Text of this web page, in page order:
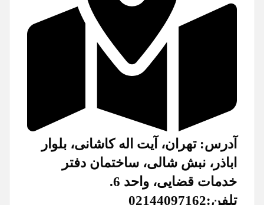
آدرس: تهران، آیت اله کاشانی، بلوار
اباذر، نبش شالی، ساختمان دفتر
خدمات قضایی، واحد 6.
تلفن:02144097162